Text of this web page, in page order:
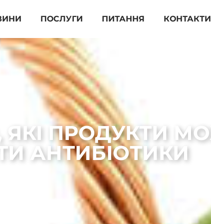
ПОСЛУГИ ПИТАННЯ КОНТАКТИ
ЯКІ ПРОДУКТИ
АНТИБІОТИКИ